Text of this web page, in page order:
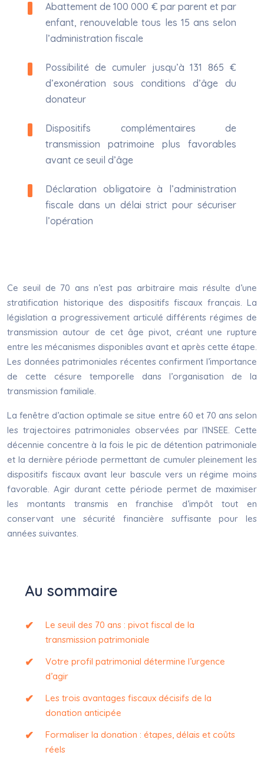
Abattement de 100 000 € par parent et par
enfant, renouvelable tous les 15 ans selon
l’administration fiscale
Possibilité de cumuler jusqu’à 131 865 €
d’exonération sous conditions d’âge du
donateur
Dispositifs complémentaires de
transmission patrimoine plus favorables
avant ce seuil d’âge
Déclaration obligatoire à l’administration
fiscale dans un délai strict pour sécuriser
l’opération
Ce seuil de 70 ans n’est pas arbitraire mais résulte d’une
stratification historique des dispositifs fiscaux français. La
législation a progressivement articulé différents régimes de
transmission autour de cet âge pivot, créant une rupture
entre les mécanismes disponibles avant et après cette étape.
Les données patrimoniales récentes confirment l’importance
de cette césure temporelle dans l’organisation de la
transmission familiale.
La fenêtre d’action optimale se situe entre 60 et 70 ans selon
les trajectoires patrimoniales observées par l’INSEE. Cette
décennie concentre à la fois le pic de détention patrimoniale
et la dernière période permettant de cumuler pleinement les
dispositifs fiscaux avant leur bascule vers un régime moins
favorable. Agir durant cette période permet de maximiser
les montants transmis en franchise d’impôt tout en
conservant une sécurité financière suffisante pour les
années suivantes.
Au sommaire
Le seuil des 70 ans : pivot fiscal de la
transmission patrimoniale
Votre profil patrimonial détermine l’urgence
d’agir
Les trois avantages fiscaux décisifs de la
donation anticipée
Formaliser la donation : étapes, délais et coûts
réels